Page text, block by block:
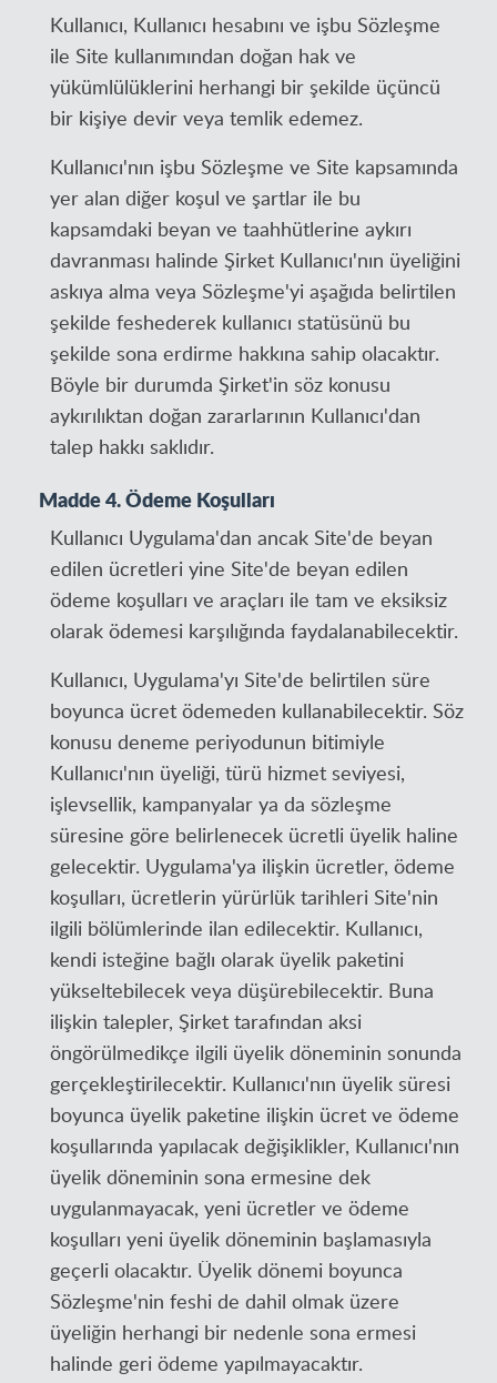
Kullanıcı, Kullanıcı hesabını ve işbu Sözleşme
ile Site kullanımından doğan hak ve
yükümlülüklerini herhangi bir şekilde üçüncü
bir kişiye devir veya temlik edemez.
Kullanıcı'nın işbu Sözleşme ve Site kapsamında
yer alan diğer koşul ve şartlar ile bu
kapsamdaki beyan ve taahhütlerine aykırı
davranması halinde Şirket Kullanıcı'nın üyeliğini
askıya alma veya Sözleşme'yi aşağıda belirtilen
şekilde feshederek kullanıcı statüsünü bu
şekilde sona erdirme hakkına sahip olacaktır.
Böyle bir durumda Şirket'in söz konusu
aykırılıktan doğan zararlarının Kullanıcı'dan
talep hakkı saklıdır.
Madde 4. Ödeme Koşulları
Kullanıcı Uygulama'dan ancak Site'de beyan
edilen ücretleri yine Site'de beyan edilen
ödeme koşulları ve araçları ile tam ve eksiksiz
olarak ödemesi karşılığında faydalanabilecektir.
Kullanıcı, Uygulama'yı Site'de belirtilen süre
boyunca ücret ödemeden kullanabilecektir. Söz
konusu deneme periyodunun bitimiyle
Kullanıcı'nın üyeliği, türü hizmet seviyesi,
işlevsellik, kampanyalar ya da sözleşme
süresine göre belirlenecek ücretli üyelik haline
gelecektir. Uygulama'ya ilişkin ücretler, ödeme
koşulları, ücretlerin yürürlük tarihleri Site'nin
ilgili bölümlerinde ilan edilecektir. Kullanıcı,
kendi isteğine bağlı olarak üyelik paketini
yükseltebilecek veya düşürebilecektir. Buna
ilişkin talepler, Şirket tarafından aksi
öngörülmedikçe ilgili üyelik döneminin sonunda
gerçekleştirilecektir. Kullanıcı'nın üyelik süresi
boyunca üyelik paketine ilişkin ücret ve ödeme
koşullarında yapılacak değişiklikler, Kullanıcı'nın
üyelik döneminin sona ermesine dek
uygulanmayacak, yeni ücretler ve ödeme
koşulları yeni üyelik döneminin başlamasıyla
geçerli olacaktır. Üyelik dönemi boyunca
Sözleşme'nin feshi de dahil olmak üzere
üyeliğin herhangi bir nedenle sona ermesi
halinde geri ödeme yapılmayacaktır.